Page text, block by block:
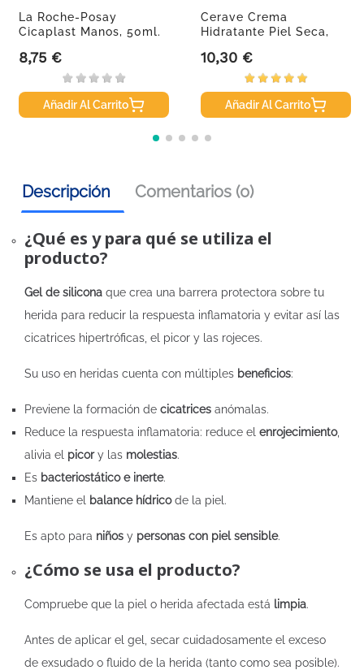
La Roche-Posay
Cicaplast Manos, 50ml.
Precio
8,75 €
Añadir Al Carrito
Cerave Crema
Hidratante Piel Seca,
Precio
10,30 €
Añadir Al Carrito
Descripción Comentarios (0)
¿Qué es y para qué se utiliza el
producto?
Gel de silicona que crea una barrera protectora sobre tu
herida para reducir la respuesta inflamatoria y evitar así las
cicatrices hipertróficas, el picor y las rojeces.
Su uso en heridas cuenta con múltiples beneficios:
Previene la formación de cicatrices anómalas.
Reduce la respuesta inflamatoria: reduce el enrojecimiento,
alivia el picory las molestias.
Es bacteriostático e inerte.
Mantiene el
balance hídricode la piel.
Es apto para niños y personas con piel sensible.
¿Cómo se usa el producto?
Compruebe que la piel o herida afectada está limpia.
Antes de aplicar el gel, secar cuidadosamente el exceso
de exsudado o fluido de la herida (tanto como sea posible).